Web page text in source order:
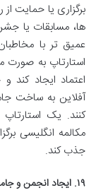
برگزاری یا حمایت از
ها، مسابقات یا
عمیق تر با
استارتاپ به صورت
اعتماد ایجاد
آفلاین به ساخت
کنند. یک
مکالمه انگلیسی
جذب کند.
۱۹. ایجاد انجمن و جامعه (Community Building)